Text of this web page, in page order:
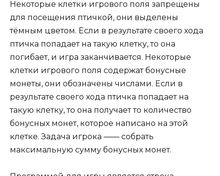
Некоторые клетки игрового поля запрещены
для посещения птичкой, они выделены
тёмным цветом. Если в результате своего хода
птичка попадает на такую клетку, то она
погибает, и игра заканчивается. Некоторые
клетки игрового поля содержат бонусные
монеты, они обозначены числами. Если в
результате своего хода птичка попадает на
такую клетку, то она получает то количество
бонусных монет, которое написано на этой
клетке. Задача игрока —— собрать
максимальную сумму бонусных монет.